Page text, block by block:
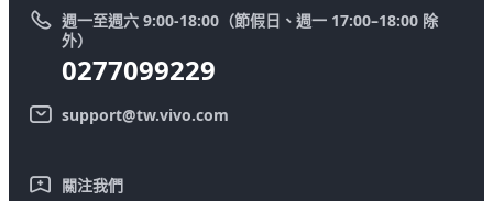
IMEI 碼驗證
系統連鎖通路夥伴
產品保固說明
舊機換新機
vivo｜蔡司影像
週一至週六 9:00-18:00（節假日、週一 17:00–18:00 除
外）
0277099229
support@tw.vivo.com
關注我們